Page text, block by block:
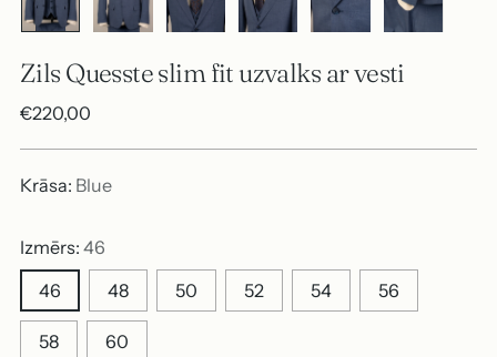
Zils Quesste slim fit uzvalks ar vesti
Parastā
€220,00
Krāsa: Blue
Izmērs: 46
46
48 50 52 54 56
58 60